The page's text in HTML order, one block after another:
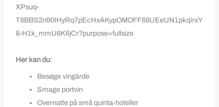
Her kan du:
Besøge vingårde
Smage portvin
Overnatte på små quinta-hoteller